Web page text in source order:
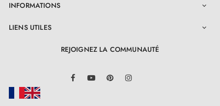
INFORMATIONS 
LIENS UTILES 
REJOIGNEZ LA COMMUNAUTÉ
FacebookYouTube Pinterest